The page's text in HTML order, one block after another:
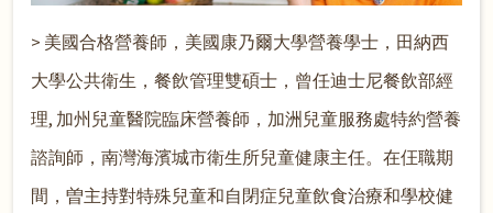
> 美國合格營養師，美國康乃爾大學營養學士，田納西
大學公共衛生，餐飲管理雙碩士，曾任迪士尼餐飲部經
理, 加州兒童醫院臨床營養師，加洲兒童服務處特約營養
諮詢師，南灣海濱城市衛生所兒童健康主任。在仼職期
間，曽主持對特殊兒童和自閉症兒童飲食治療和學校健